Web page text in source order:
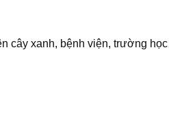
cây xanh, bệnh viện, trường